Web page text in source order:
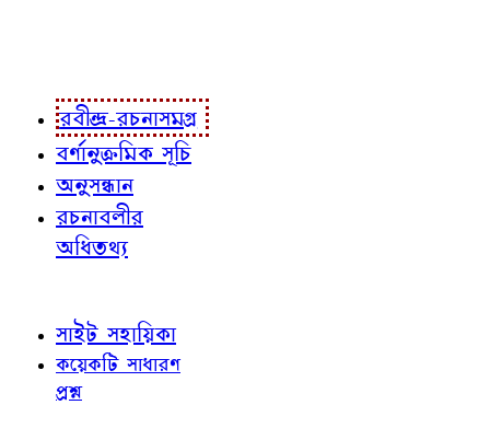
রবীন্দ্র-রচনাসমগ্র
বর্ণানুক্রমিক সূচি
অনুসন্ধান
রচনাবলীর
অধিতথ্য
সাইট সহায়িকা
কয়েকটি সাধারণ
প্রশ্ন